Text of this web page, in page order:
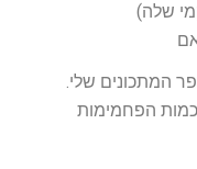
שלה)
המתכונים שלי.
הפחמימות